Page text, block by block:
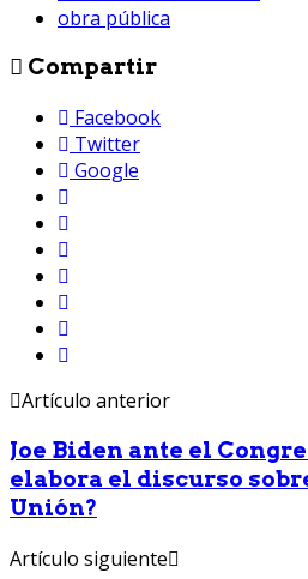
obra pública
Compartir
Facebook
Twitter
Google
Artículo anterior
Joe Biden ante el
elabora el discurso
Unión?
Artículo siguiente